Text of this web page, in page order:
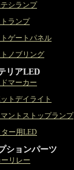
シランプ
ランプ
ゲートパネル
ノブリング
リアLED
マーカー
トデイライト
ントストップランプ
ー用LED
ションパーツ
リレー